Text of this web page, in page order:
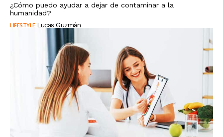
¿Cómo puedo ayudar a dejar de contaminar a la
humanidad?
LIFESTYLE Lucas Guzmán